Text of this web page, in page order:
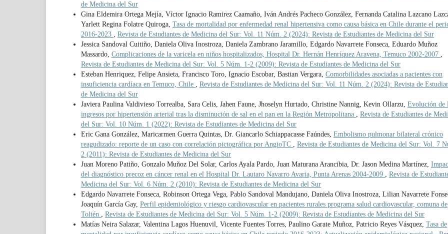
de Medicina del Sur
Gina Eldemira Ortega Mejía, Víctor Ignacio Ramirez Caamaño, Iván Andrés Pacheco González, Fernanda Catalina Lazcano
Yarlett Regina Folatre Quiroga, Tasa de mortalidad por enfermedad renal hipertensiva como causa básica en Chile durante el
2016-2023 , Revista de Estudiantes de Medicina del Sur: Vol. 11 Núm. 2 (2024): Revista de Estudiantes de Medicina del Sur
Jessica Sandoval Cuitiño, Daniela Oliva Inostroza, Daniela Zambrano Jaramillo, Edgardo Navarrete Fonseca, Eduardo Muñoz
Massardo, Complicaciones de la varicela en niños hospitalizados, Hospital Dr. Hernán Henríquez Aravena, Temuco 2002-2007 ,
Revista de Estudiantes de Medicina del Sur: Vol. 5 Núm. 1-2 (2009): Revista de Estudiantes de Medicina del Sur
Esteban Henriquez, Felipe Ansieta, Francisco Toro, Ignacio Escobar, Bastian Vergara, Comorbilidades asociadas a pacientes con
insuficiencia cardíaca en Temuco, Chile , Revista de Estudiantes de Medicina del Sur: Vol. 11 Núm. 2 (2024): Revista de
de Medicina del Sur
Javiera Paulina Valdivieso Torrealba, Sara Celis, Jahen Faune, Jhoselyn Hurtado, Christine Nannig, Kevin Ollarzu, Evolución de
ingresos por hipertensión arterial tras la disminución de sal en el pan en la Región Metropolitana , Revista de Estudiantes de
del Sur: Vol. 10 Núm. 1 (2022): Revista de Estudiantes de Medicina del Sur
Eric Gana González, Maricarmen Guerra Quintas, Dr. Giancarlo Schiappacasse Faúndes, Embolismo pulmonar bilateral crónico
reagudizado: reporte de un caso con correlación pictográfica por AngioTC , Revista de Estudiantes de Medicina del Sur: Vol. 7
2 (2011): Revista de Estudiantes de Medicina del Sur
Juan Moreno Patiño, Gonzalo Muñoz Del Solar, Carlos Ayala Pardo, Juan Maturana Arancibia, Dr. Jason Medina Martínez,
del diagnóstico precoz en cáncer renal en el Hospital Dr. Lautaro Navarro Avaria, Punta Arenas 2004-2009 , Revista de
Medicina del Sur: Vol. 6 Núm. 2 (2010): Revista de Estudiantes de Medicina del Sur
Edgardo Navarrete Fonseca, Robinson Ortega Vega, Pablo Sandoval Mandujano, Daniela Oliva Inostroza, Lilian Navarrete
Joaquín García Gay, Perfil epidemiológico y riesgo cardiovascular en pacientes rurales programa salud cardiovascular, comuna de
Toltén , Revista de Estudiantes de Medicina del Sur: Vol. 5 Núm. 1-2 (2009): Revista de Estudiantes de Medicina del Sur
Matías Neira Salazar, Valentina Lagos Huenuvil, Vicente Fuentes Torres, Paulino Garate Muñoz, Patricio Reyes Vásquez, Tasa de